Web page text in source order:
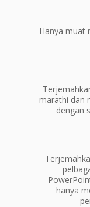
Hanya muat
marathi dan
dengan
hanya